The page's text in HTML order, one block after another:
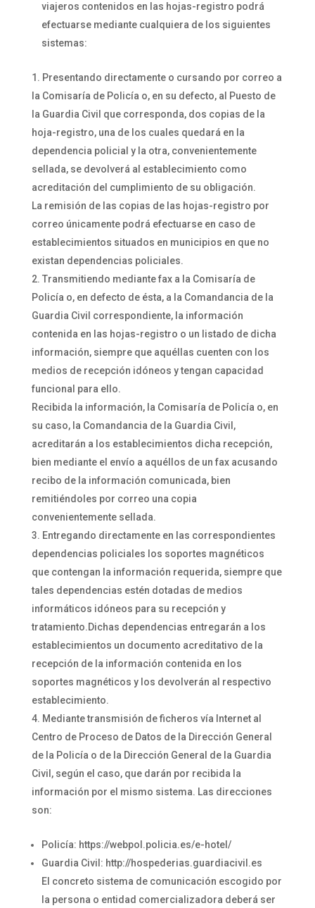
viajeros contenidos en las hojas-registro podrá
efectuarse mediante cualquiera de los siguientes
sistemas:
Presentando directamente o cursando por correo a
la Comisaría de Policía o, en su defecto, al Puesto de
la Guardia Civil que corresponda, dos copias de la
hoja-registro, una de los cuales quedará en la
dependencia policial y la otra, convenientemente
sellada, se devolverá al establecimiento como
acreditación del cumplimiento de su obligación.
La remisión de las copias de las hojas-registro por
correo únicamente podrá efectuarse en caso de
establecimientos situados en municipios en que no
existan dependencias policiales.
Transmitiendo mediante fax a la Comisaría de
Policía o, en defecto de ésta, a la Comandancia de la
Guardia Civil correspondiente, la información
contenida en las hojas-registro o un listado de dicha
información, siempre que aquéllas cuenten con los
medios de recepción idóneos y tengan capacidad
funcional para ello.
Recibida la información, la Comisaría de Policía o, en
su caso, la Comandancia de la Guardia Civil,
acreditarán a los establecimientos dicha recepción,
bien mediante el envío a aquéllos de un fax acusando
recibo de la información comunicada, bien
remitiéndoles por correo una copia
convenientemente sellada.
Entregando directamente en las correspondientes
dependencias policiales los soportes magnéticos
que contengan la información requerida, siempre que
tales dependencias estén dotadas de medios
informáticos idóneos para su recepción y
tratamiento.Dichas dependencias entregarán a los
establecimientos un documento acreditativo de la
recepción de la información contenida en los
soportes magnéticos y los devolverán al respectivo
establecimiento.
Mediante transmisión de ficheros vía Internet al
Centro de Proceso de Datos de la Dirección General
de la Policía o de la Dirección General de la Guardia
Civil, según el caso, que darán por recibida la
información por el mismo sistema. Las direcciones
son:
Policía: https://webpol.policia.es/e-hotel/
Guardia Civil: http://hospederias.guardiacivil.es
El concreto sistema de comunicación escogido por
la persona o entidad comercializadora deberá ser